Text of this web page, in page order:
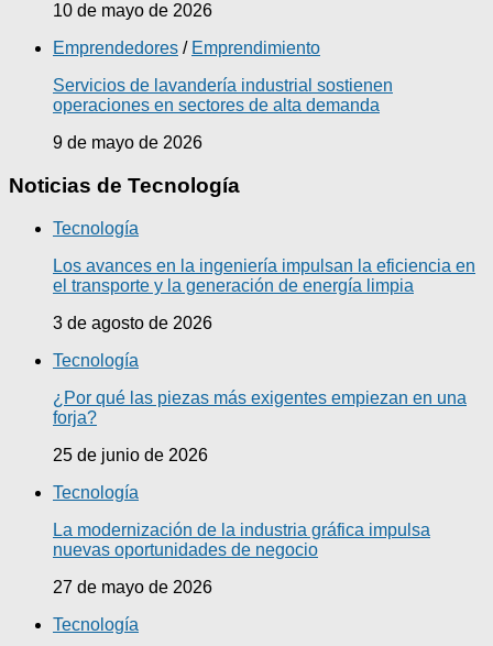
10 de mayo de 2026
Emprendedores / Emprendimiento
Servicios de lavandería industrial sostienen
operaciones en sectores de alta demanda
9 de mayo de 2026
Noticias de Tecnología
Tecnología
Los avances en la ingeniería impulsan la eficiencia en
el transporte y la generación de energía limpia
3 de agosto de 2026
Tecnología
¿Por qué las piezas más exigentes empiezan en una
forja?
25 de junio de 2026
Tecnología
La modernización de la industria gráfica impulsa
nuevas oportunidades de negocio
27 de mayo de 2026
Tecnología